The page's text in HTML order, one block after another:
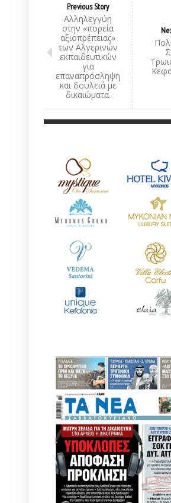
Previous Story
Αλληλεγγύη
στην «πορεία
αξιοπρέπειας»
των Αλγερινών
εκπαιδευτικών
για
επαναπρόσληψη
και δουλειά με
δικαιώματα.